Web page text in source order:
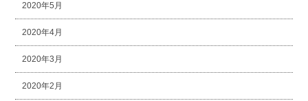
2020年5月
2020年4月
2020年3月
2020年2月